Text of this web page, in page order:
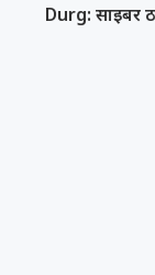
Durg: साइबर